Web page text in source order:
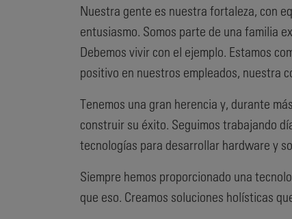
Nuestra gente es nuestra fortaleza, con
entusiasmo. Somos parte de una familia
Debemos vivir con el ejemplo. Estamos
positivo en nuestros empleados, nuestra
Tenemos una gran herencia y, durante
construir su éxito. Seguimos trabajando
tecnologías para desarrollar hardware y
Siempre hemos proporcionado una
que eso. Creamos soluciones holísticas